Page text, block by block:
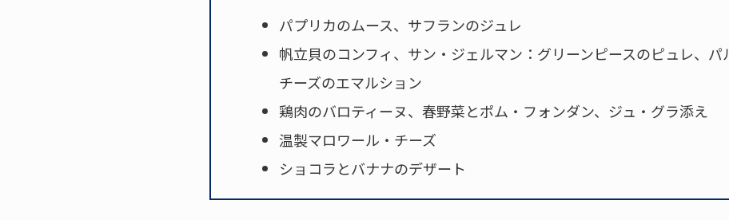
パプリカのムース、サフランのジュレ
帆立貝のコンフィ、サン・ジェルマン：グリーンピースのピュレ、パ
チーズのエマルション
鶏肉のバロティーヌ、春野菜とポム・フォンダン、ジュ・グラ添え
温製マロワール・チーズ
ショコラとバナナのデザート